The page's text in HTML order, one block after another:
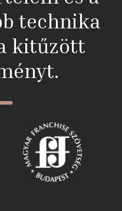
technika
kitűzött